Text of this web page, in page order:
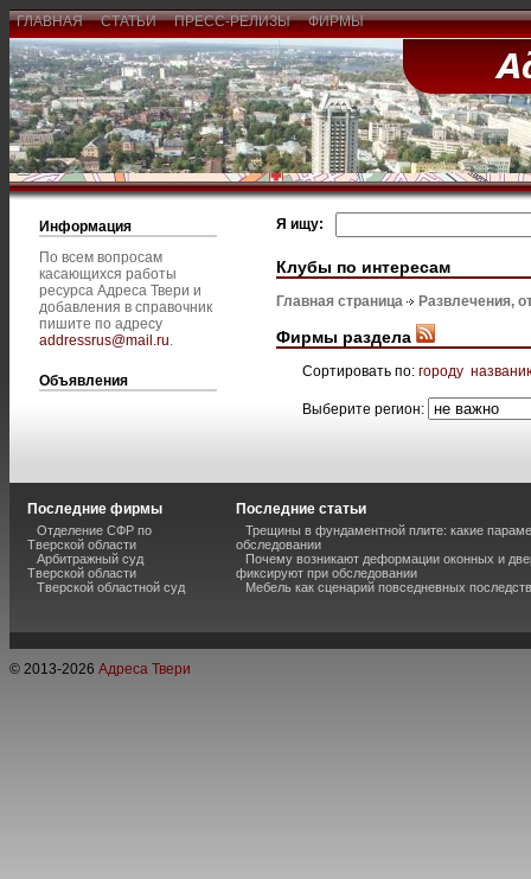
ГЛАВНАЯ СТАТЬИ ПРЕСС-РЕЛИЗЫ ФИРМЫ
Информация
По всем вопросам
касающихся работы
ресурса Адреса Твери и
добавления в справочник
пишите по адресу
addressrus@mail.ru.
Объявления
Я ищу:
Клубы по интересам
Главная страница Развлечения,
Фирмы раздела
Сортировать по: городу
Выберите регион:
Последние фирмы
Отделение СФР по
Тверской области
Арбитражный суд
Тверской области
Тверской областной суд
Последние статьи
Трещины в фундаментной плите: какие
обследовании
Почему возникают деформации оконных и
фиксируют при обследовании
Мебель как сценарий повседневных
© 2013-2026 Адреса Твери